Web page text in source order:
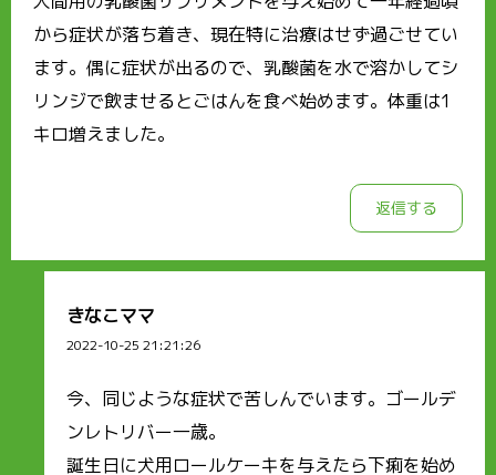
から症状が落ち着き、現在特に治療はせず過ごせてい
ます。偶に症状が出るので、乳酸菌を水で溶かしてシ
リンジで飲ませるとごはんを食べ始めます。体重は1
キロ増えました。
返信する
きなこママ
2022-10-25 21:21:26
今、同じような症状で苦しんでいます。ゴールデ
ンレトリバー一歳。
誕生日に犬用ロールケーキを与えたら下痢を始め